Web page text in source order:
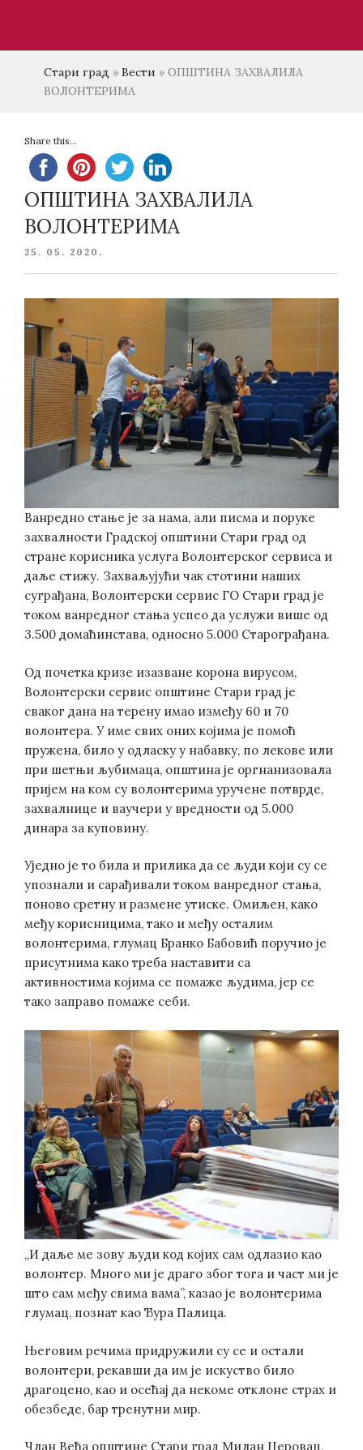
Стари град » Вести » ОПШТИНА ЗАХВАЛИЛА
ВОЛОНТЕРИМА
Share this...
ОПШТИНА ЗАХВАЛИЛА
ВОЛОНТЕРИМА
POSTED
25. 05. 2020.
Ванредно стање је за нама, али писма и поруке
захвалности Градској општини Стари град од
стране корисника услуга Волонтерског сервиса и
даље стижу. Захваљујући чак стотини наших
суграђана, Волонтерски сервис ГО Стари град је
током ванредног стања успео да услужи више од
3.500 домаћинстава, односно 5.000 Старограђана.
Од почетка кризе изазване корона вирусом,
Волонтерски сервис општине Стари град је
сваког дана на терену имао између 60 и 70
волонтера. У име свих оних којима је помоћ
пружена, било у одласку у набавку, по лекове или
при шетњи љубимаца, општина је оргнанизовала
пријем на ком су волонтерима уручене потврде,
захвалнице и ваучери у вредности од 5.000
динара за куповину.
Уједно је то била и прилика да се људи који су се
упознали и сарађивали током ванредног стања,
поново сретну и размене утиске. Омиљен, како
међу корисницима, тако и међу осталим
волонтерима, глумац Бранко Бабовић поручио је
присутнима како треба наставити са
активностима којима се помаже људима, јер се
тако заправо помаже себи.
„И даље ме зову људи код којих сам одлазио као
волонтер. Много ми је драго због тога и част ми је
што сам међу свима вама”, казао је волонтерима
глумац, познат као Ђура Палица.
Његовим речима придружили су се и остали
волонтери, рекавши да им је искуство било
драгоцено, као и осећај да некоме отклоне страх и
обезбеде, бар тренутни мир.
Члан Већа општине Стари град Милан Церовац,